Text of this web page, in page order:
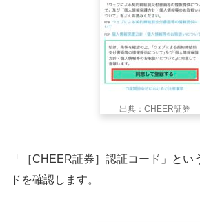
出典：CHEER証券
「［CHEER証券］認証コード」とい
ドを確認します。